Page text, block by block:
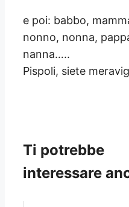
e poi: babbo,
nonno, nonna,
nanna…..
Pispoli, siete
Ti potrebbe
interessare